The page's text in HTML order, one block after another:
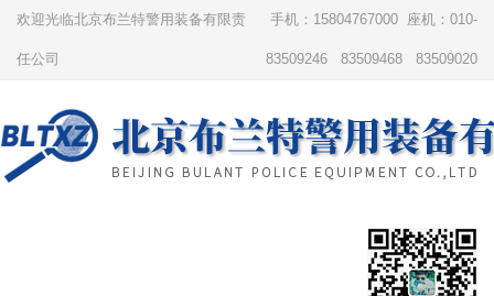
欢迎光临北京布兰特警用装备有限责
任公司
手机：15804767000 座机：010-
83509246 83509468 83509020